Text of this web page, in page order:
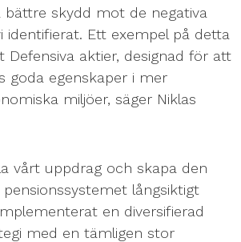
bättre skydd mot de negativa
identifierat. Ett exempel på detta
Defensiva aktier, designad för att
goda egenskaper i mer
miljöer, säger Niklas
vårt uppdrag och skapa den
långsiktigt
en diversifierad
med en tämligen stor